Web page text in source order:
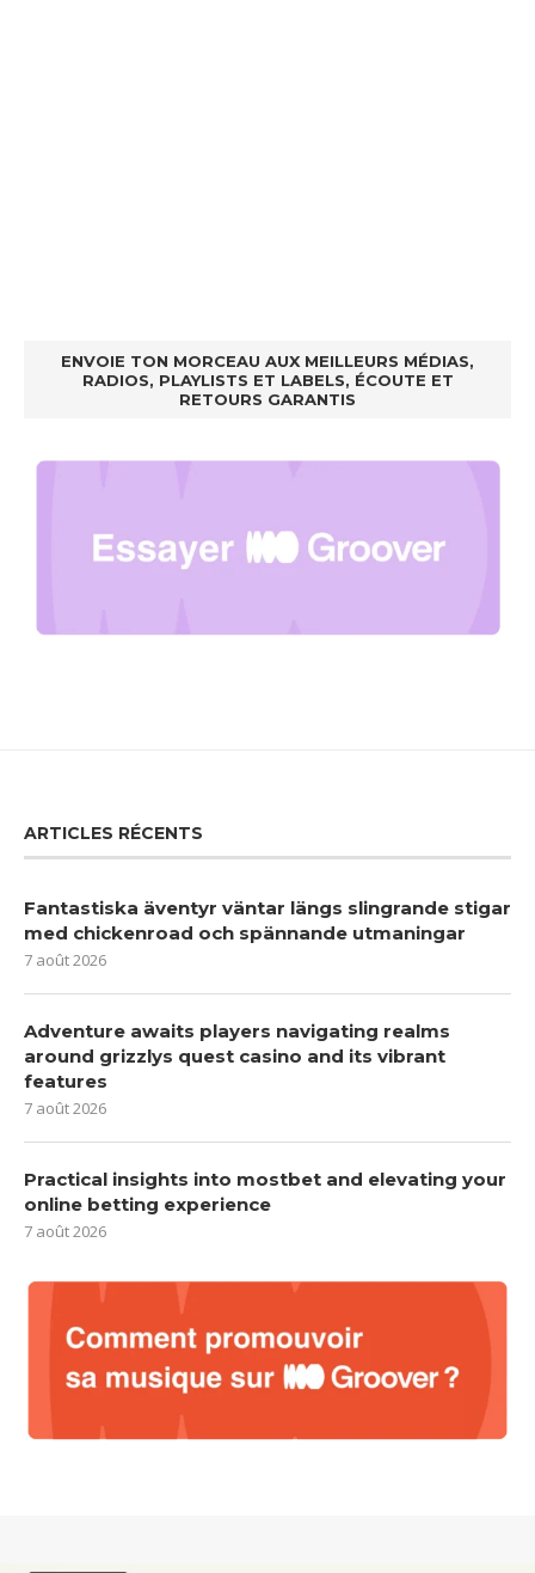
ENVOIE TON MORCEAU AUX MEILLEURS MÉDIAS,
RADIOS, PLAYLISTS ET LABELS, ÉCOUTE ET
RETOURS GARANTIS
ARTICLES RÉCENTS
Fantastiska äventyr väntar längs slingrande stigar
med chickenroad och spännande utmaningar
7 août 2026
Adventure awaits players navigating realms
around grizzlys quest casino and its vibrant
features
7 août 2026
Practical insights into mostbet and elevating your
online betting experience
7 août 2026